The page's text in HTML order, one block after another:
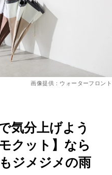
画像提供：ウォーターフロント
気分上げよう
クット】なら
ジメジメの雨